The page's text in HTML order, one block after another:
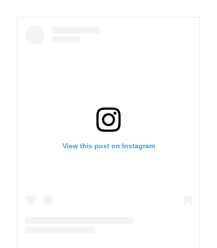
View this post on Instagram